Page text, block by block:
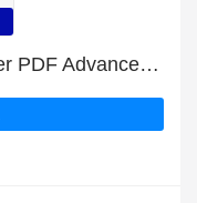
37% di sconto per Kofax Power PDF Advanced 5.0 ESD | fine presto